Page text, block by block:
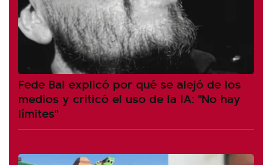
Fede Bal explicó por qué se alejó de los
medios y criticó el uso de la IA: "No hay
límites"